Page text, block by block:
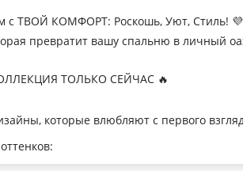
с ТВОЙ КОМФОРТ: Роскошь, Уют, Стиль!
превратит вашу спальню в личный
ТОЛЬКО СЕЙЧАС 🔥
которые влюбляют с первого